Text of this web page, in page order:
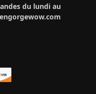
du lundi au